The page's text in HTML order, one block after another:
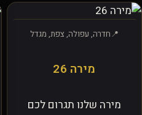
חדרה, עפולה, צפת, מגדל
מירה 26
מירה שלנו תגרום לכם